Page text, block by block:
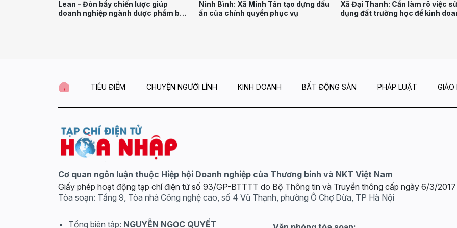
Lean – Đòn bẩy chiến lược giúp
doanh nghiệp ngành dược phẩm bứt
Ninh Bình: Xã Minh Tân tạo dựng dấu
ấn của chính quyền phục vụ
Xã Đại Thanh: Cần làm rõ việc sử
dụng đất trường học để kinh
TIÊU ĐIỂM CHUYỆN NGƯỜI LÍNH KINH DOANH BẤT ĐỘNG SẢN PHÁP LUẬT GIÁO
Cơ quan ngôn luận thuộc Hiệp hội Doanh nghiệp của Thương binh và NKT Việt Nam
Giấy phép hoạt động tạp chí điện tử số 93/GP-BTTTT do Bộ Thông tin và Truyền thông cấp ngày 6/3/2017
Tòa soạn: Tầng 9, Tòa nhà Công nghệ cao, số 4 Vũ Thạnh, phường Ô Chợ Dừa, TP Hà Nội
Tổng biên tập: NGUYỄN NGỌC QUYẾT